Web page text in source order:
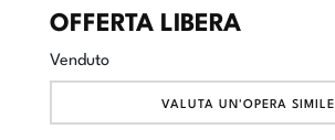
OFFERTA LIBERA
Venduto
VALUTA UN'OPERA SIMILE